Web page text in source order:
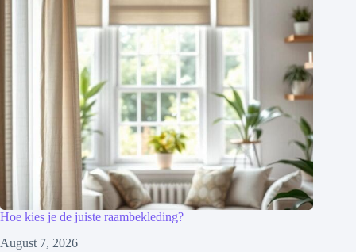
Hoe kies je de juiste raambekleding?
August 7, 2026